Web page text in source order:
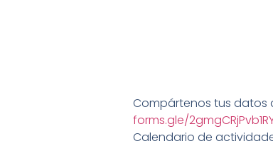
Compártenos tus datos
forms.gle/
Calendario de